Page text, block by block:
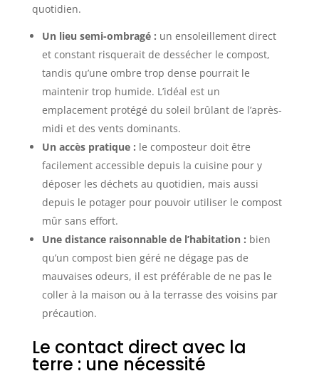
quotidien.
Un lieu semi-ombragé : un ensoleillement direct
et constant risquerait de dessécher le compost,
tandis qu’une ombre trop dense pourrait le
maintenir trop humide. L’idéal est un
emplacement protégé du soleil brûlant de l’après-
midi et des vents dominants.
Un accès pratique : le composteur doit être
facilement accessible depuis la cuisine pour y
déposer les déchets au quotidien, mais aussi
depuis le potager pour pouvoir utiliser le compost
mûr sans effort.
Une distance raisonnable de l’habitation : bien
qu’un compost bien géré ne dégage pas de
mauvaises odeurs, il est préférable de ne pas le
coller à la maison ou à la terrasse des voisins par
précaution.
Le contact direct avec la
terre : une nécessité